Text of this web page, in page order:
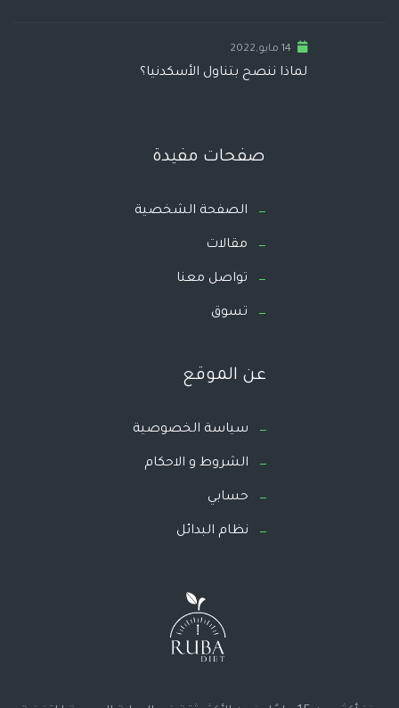
14 مايو,2022
لماذا ننصح بتناول الأسكدنيا؟
صفحات مفيدة
الصفحة الشخصية
مقالات
تواصل معنا
تسوق
عن الموقع
سياسة الخصوصية
الشروط و الاحكام
حسابي
نظام البدائل